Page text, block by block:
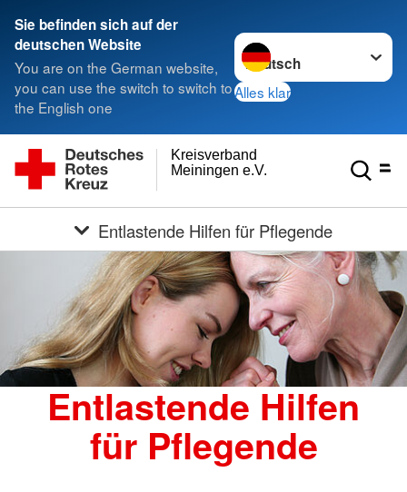
Sie befinden sich auf der
deutschen Website
You are on the German website,
you can use the switch to switch to
the English one
Sprache wechseln zu
Alles klar
Meiningen e.V.
Kreisverband
Entlastende Hilfen für Pflegende
Entlastende Hilfen
für Pflegende